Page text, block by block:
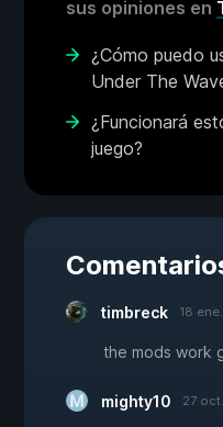
sus opiniones en
¿Cómo puedo
Under The
¿Funcionará
juego?
timbreck 18 ene.
the mods work
mighty10 27 oct.